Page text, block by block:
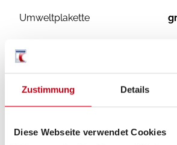
Zustimmung Details
Diese Webseite verwendet Cookies
Umweltplakette
Ausstattung